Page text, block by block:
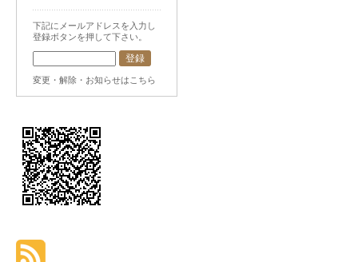
下記にメールアドレスを入力し
登録ボタンを押して下さい。
変更・解除・お知らせはこちら